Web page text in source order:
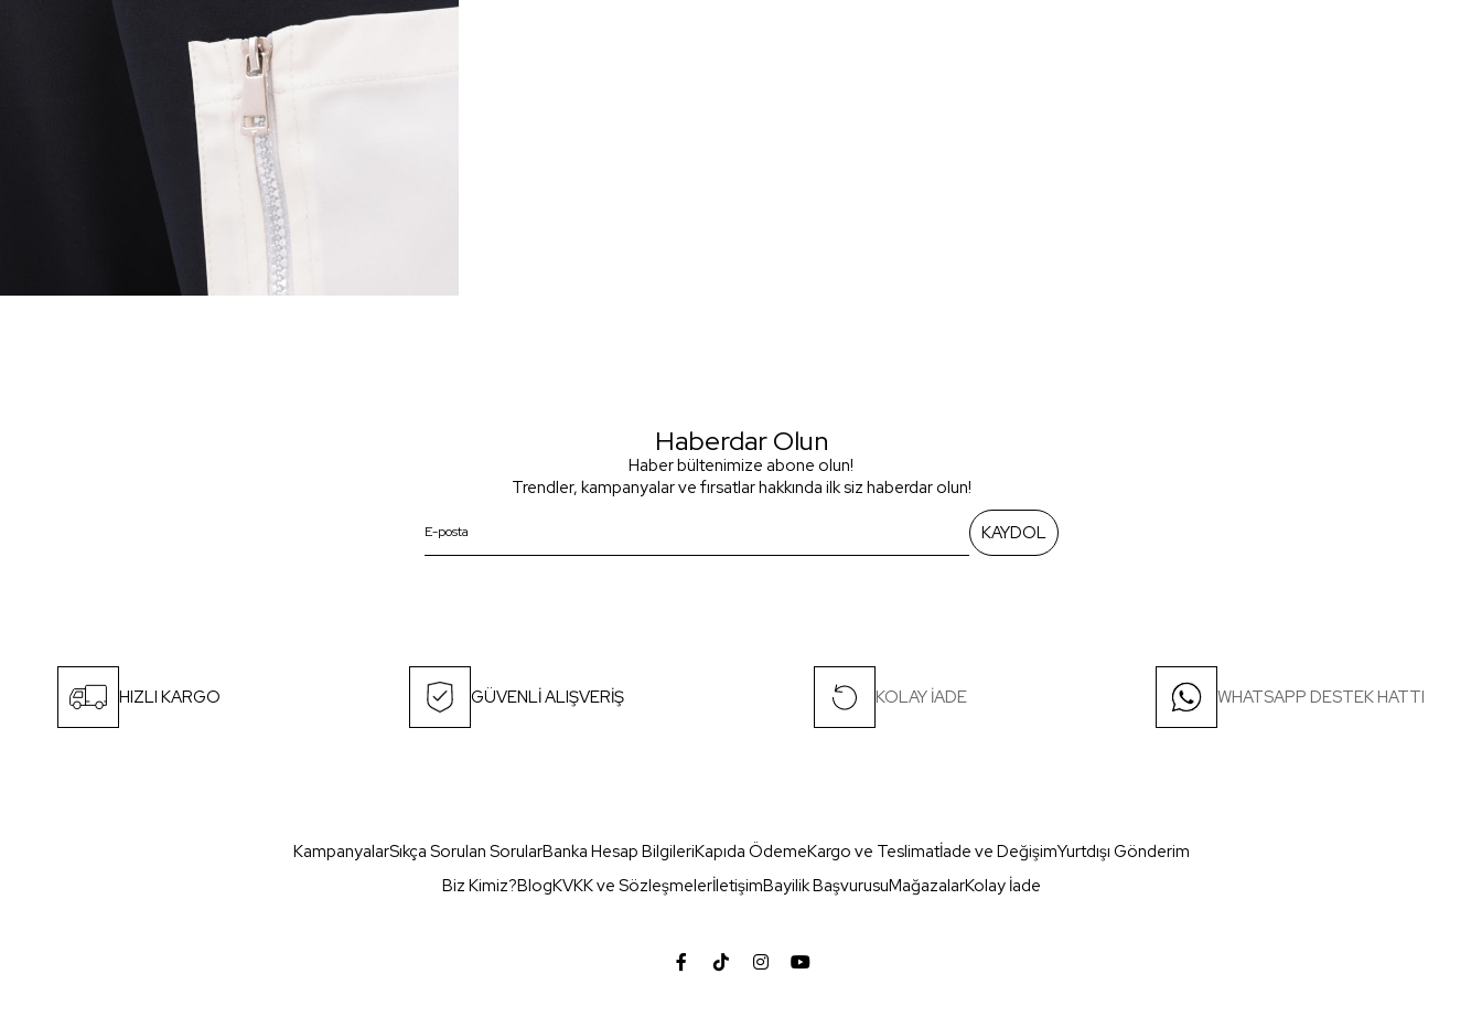
Haberdar Olun
Haber bültenimize abone olun!
Trendler, kampanyalar ve fırsatlar hakkında ilk siz haberdar olun!
KAYDOL
HIZLI KARGO GÜVENLİ ALIŞVERİŞ KOLAY İADE WHATSAPP DESTEK HATTI
KampanyalarSıkça Sorulan SorularBanka Hesap BilgileriKapıda ÖdemeKargo ve Teslimatİade ve DeğişimYurtdışı Gönderim
Biz Kimiz?BlogKVKK ve SözleşmelerİletişimBayilik BaşvurusuMağazalarKolay İade